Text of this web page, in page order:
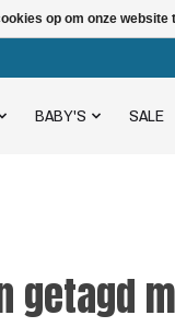
BABY'S SALE
getagd
op om onze